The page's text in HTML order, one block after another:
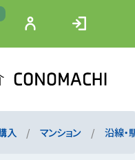
入 マンション 沿線・